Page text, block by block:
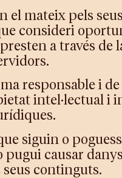
mateix pels seus
consideri
a través de
responsable i
intel·lectual
siguin o
causar
seus continguts.